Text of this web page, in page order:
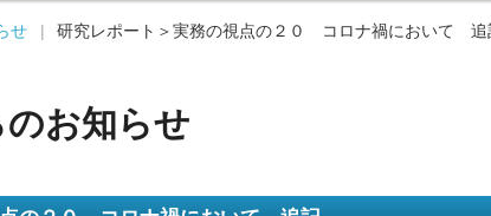
せ 研究レポート＞実務の視点の２０ コロナ禍において 追
お知らせ